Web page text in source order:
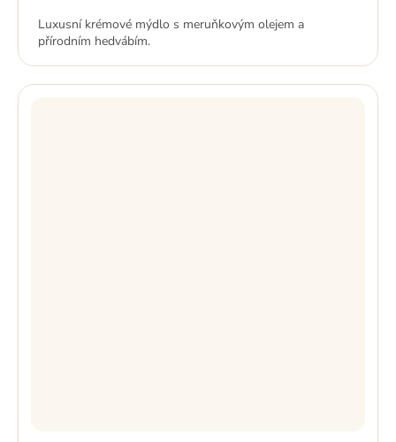
Luxusní krémové mýdlo s meruňkovým olejem a
přírodním hedvábím.